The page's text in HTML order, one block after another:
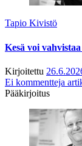
Tapio Kivistö
Kesä voi
Kirjoitettu
Ei kommentteja
Pääkirjoitus